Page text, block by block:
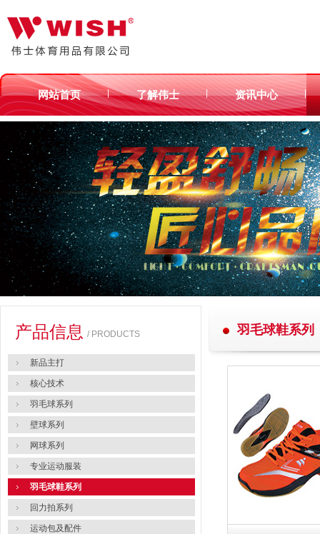
网站首页 | 了解伟士 | 资讯中心 |
产品信息 / PRODUCTS
新品主打
核心技术
羽毛球系列
壁球系列
网球系列
专业运动服装
羽毛球鞋系列
回力拍系列
运动包及配件
羽毛球鞋系列